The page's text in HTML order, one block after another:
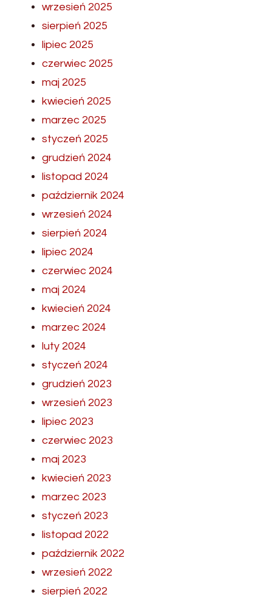
wrzesień 2025
sierpień 2025
lipiec 2025
czerwiec 2025
maj 2025
kwiecień 2025
marzec 2025
styczeń 2025
grudzień 2024
listopad 2024
październik 2024
wrzesień 2024
sierpień 2024
lipiec 2024
czerwiec 2024
maj 2024
kwiecień 2024
marzec 2024
luty 2024
styczeń 2024
grudzień 2023
wrzesień 2023
lipiec 2023
czerwiec 2023
maj 2023
kwiecień 2023
marzec 2023
styczeń 2023
listopad 2022
październik 2022
wrzesień 2022
sierpień 2022